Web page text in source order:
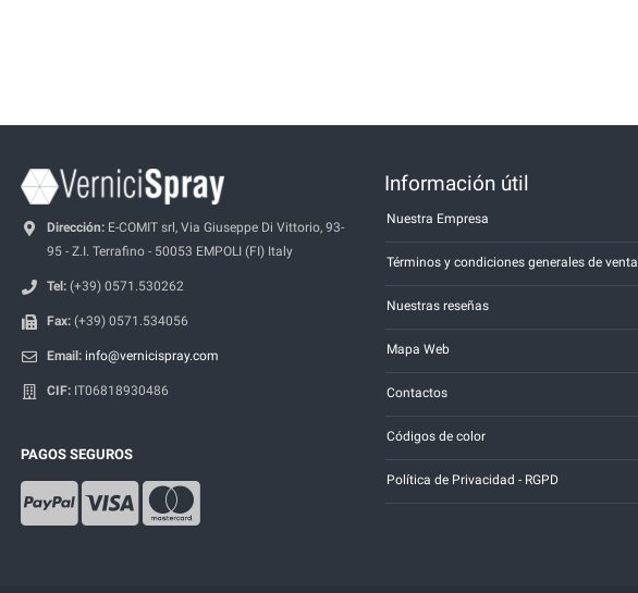
Dirección: E-COMIT srl, Via Giuseppe Di Vittorio, 93-
95 - Z.I. Terrafino - 50053 EMPOLI (FI) Italy
Tel: (+39) 0571.530262
Fax: (+39) 0571.534056
Email: info@vernicispray.com
CIF: IT06818930486
PAGOS SEGUROS
Información útil
Nuestra Empresa
Términos y condiciones generales de venta
Nuestras reseñas
Mapa Web
Contactos
Códigos de color
Política de Privacidad - RGPD